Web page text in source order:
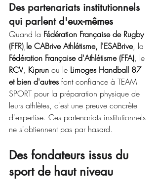
Des partenariats institutionnels
qui parlent d'eux-mêmes
Quand la Fédération Française de Rugby
(FFR),le CABrive Athlétisme, l'ESABrive, la
Fédération Française d'Athlétisme (FFA), le
RCV, Kiprun ou le Limoges Handball 87
et bien d'autres font confiance à TEAM
SPORT pour la préparation physique de
leurs athlètes, c'est une preuve concrète
d'expertise. Ces partenariats institutionnels
ne s'obtiennent pas par hasard.
Des fondateurs issus du
sport de haut niveau